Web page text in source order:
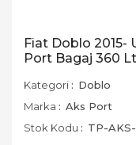
Fiat Doblo 2015-
Port Bagaj 360
Kategori
Doblo
Marka
Aks Port
Stok Kodu
TP-